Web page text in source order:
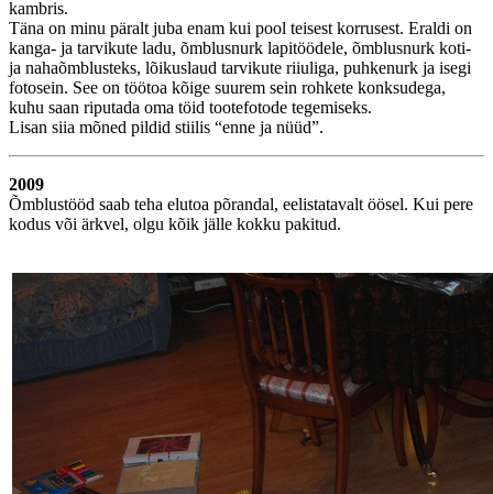
kambris.
Täna on minu päralt juba enam kui pool teisest korrusest. Eraldi on
kanga- ja tarvikute ladu, õmblusnurk lapitöödele, õmblusnurk koti-
ja nahaõmblusteks, lõikuslaud tarvikute riiuliga, puhkenurk ja isegi
fotosein. See on töötoa kõige suurem sein rohkete konksudega,
kuhu saan riputada oma töid tootefotode tegemiseks.
Lisan siia mõned pildid stiilis “enne ja nüüd”.
2009
Õmblustööd saab teha elutoa põrandal, eelistatavalt öösel. Kui pere
kodus või ärkvel, olgu kõik jälle kokku pakitud.